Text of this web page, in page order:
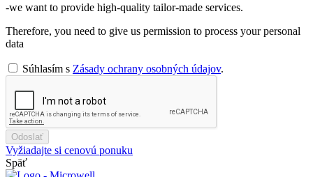
-we want to provide high-quality tailor-made services.
Therefore, you need to give us permission to process your personal
data
Súhlasím s Zásady ochrany osobných údajov.
Odoslať
Vyžiadajte si cenovú ponuku
Späť